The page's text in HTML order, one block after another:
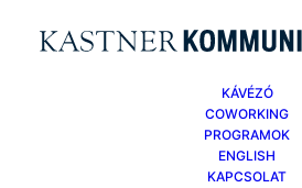
KÁVÉZÓ
COWORKING
PROGRAMOK
ENGLISH
KAPCSOLAT